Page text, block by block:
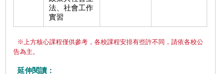
法、社會工作
實習
※上方核心課程僅供參考，各校課程安排有些許不同，請依各校公
告為主。
延伸閱讀：